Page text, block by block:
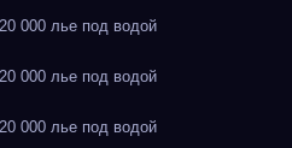
000 лье под водой
000 лье под водой
000 лье под водой